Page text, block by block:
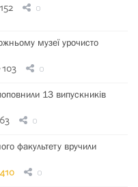
152 0
музеї урочисто
103 0
13 випускників
63 0
факультету вручили
410 0